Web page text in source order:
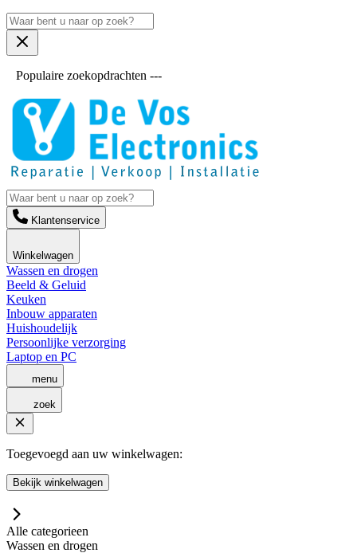
Populaire zoekopdrachten ---
Klantenservice
Winkelwagen
Wassen en drogen
Beeld & Geluid
Keuken
Inbouw apparaten
Huishoudelijk
Persoonlijke verzorging
Laptop en PC
menu
zoek
Toegevoegd aan uw winkelwagen:
Bekijk winkelwagen
Alle categorieen
Wassen en drogen